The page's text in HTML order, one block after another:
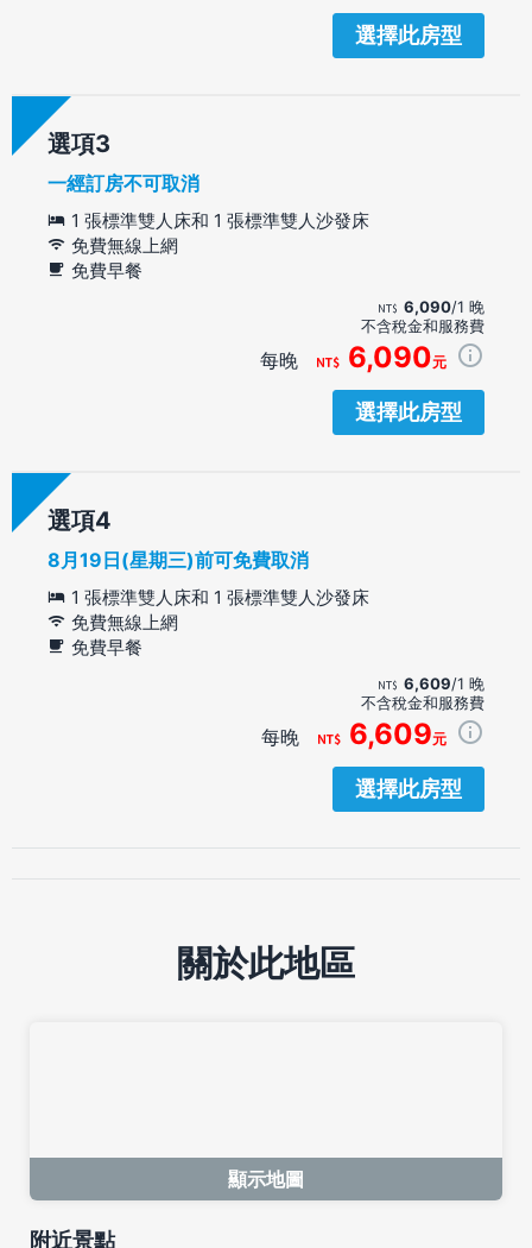
選擇此房型
選項
一經訂房不可取消
1 張標準雙人床和 1 張標準雙人沙發床
免費無線上網
免費早餐
6,090/1 晚
不含稅金和服務費
每晚 6,090元
選擇此房型
選項
8月19日(星期三)前可免費取消
1 張標準雙人床和 1 張標準雙人沙發床
免費無線上網
免費早餐
6,609/1 晚
不含稅金和服務費
每晚 6,609元
選擇此房型
關於此地區
顯示地圖
附近景點